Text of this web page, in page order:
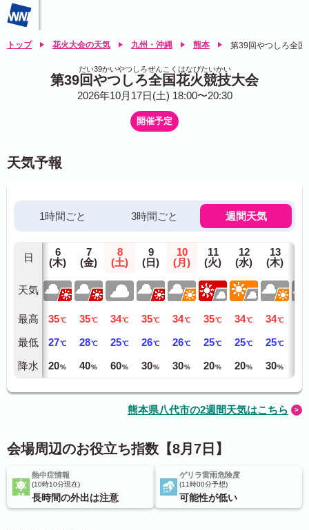
トップ 花火大会の天気 九州・沖縄 熊本 第39回やつしろ全国
だい39かいやつしろぜんこくはなびたいかい
第39回やつしろ全国花火競技大会
2026年10月17日(土) 18:00〜20:30
開催予定
天気予報
1時間ごと 3時間ごと 週間天気
日
天気
最高
最低
降水
6
(木)
35℃
27℃
20%
7
(金)
35℃
28℃
40%
8
(土)
34℃
25℃
60%
9
(日)
35℃
26℃
30%
10
(月)
34℃
26℃
30%
11
(火)
35℃
25℃
20%
12
(水)
34℃
25℃
20%
13
(木)
34℃
25℃
30%
熊本県八代市の2週間天気はこちら
会場周辺のお役立ち指数【8月7日】
熱中症情報
10時10分現在
長時間の外出は注意
ゲリラ雷雨危険度
11時00分予想
可能性が低い